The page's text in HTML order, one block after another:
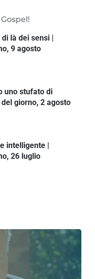
là dei sensi |
9 agosto
uno stufato di
giorno, 2 agosto
intelligente |
26 luglio